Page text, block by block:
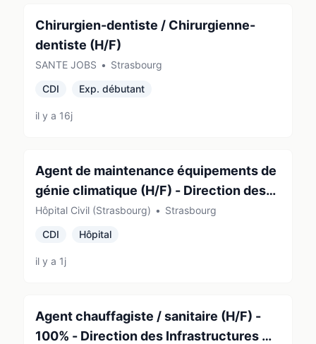
Chirurgien-dentiste / Chirurgienne-
dentiste (H/F)
SANTE JOBS • Strasbourg
CDI
Exp. débutant
il y a 16j
Agent de maintenance équipements de
génie climatique (H/F) - Direction des
Infrastructures et des Travaux
Hôpital Civil (Strasbourg) • Strasbourg
CDI
Hôpital
il y a 1j
Agent chauffagiste / sanitaire (H/F) -
100% - Direction des Infrastructures et